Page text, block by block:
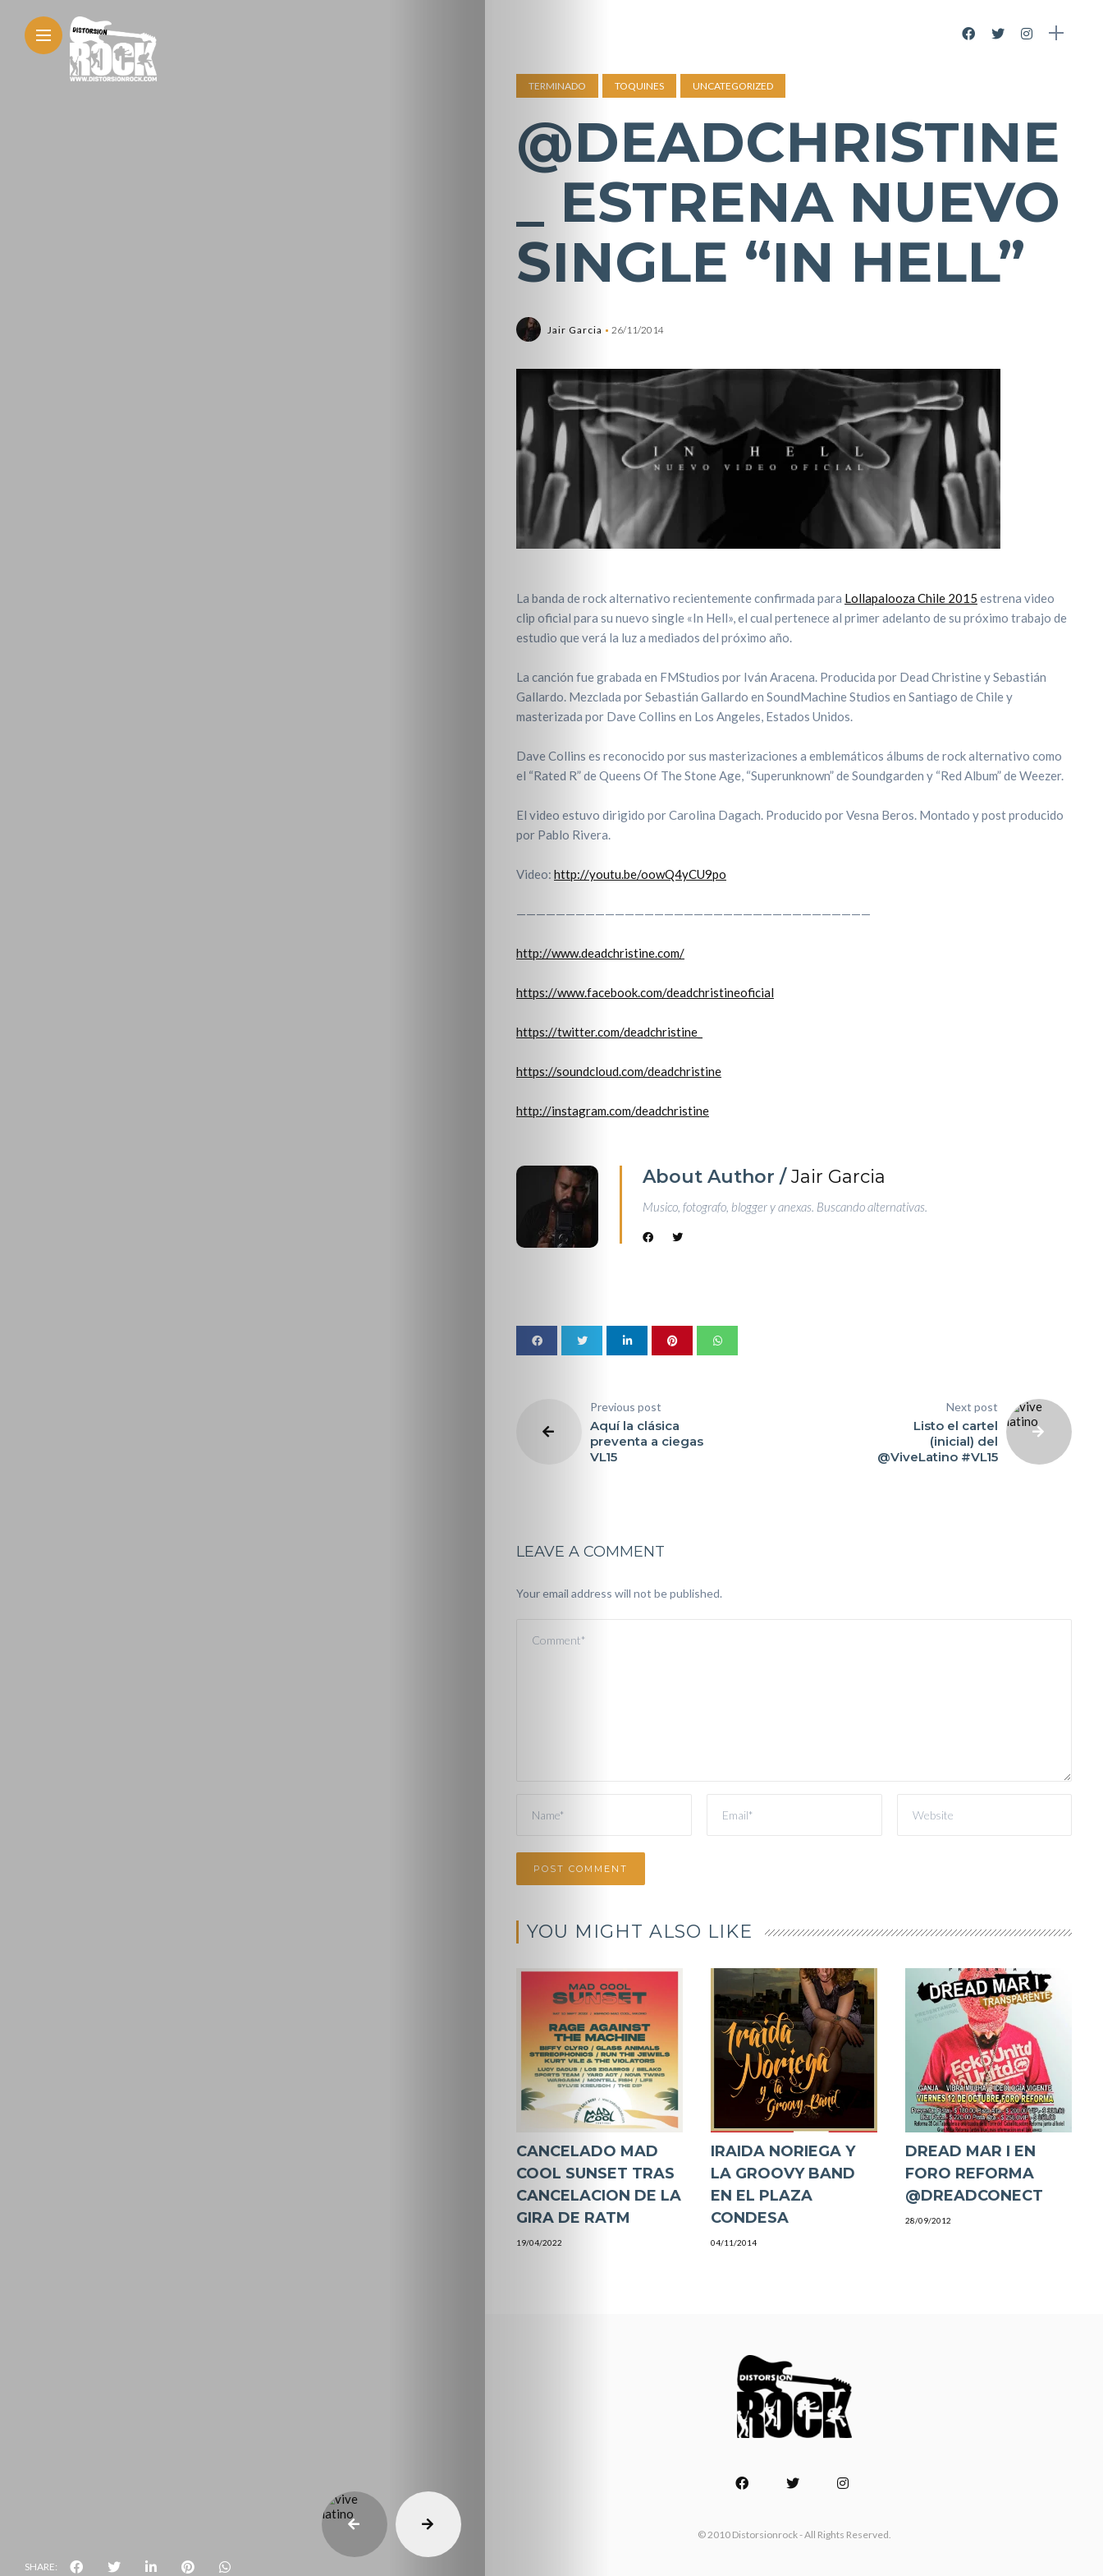
SHARE:
TERMINADO TOQUINES UNCATEGORIZED
@DEADCHRISTINE
_ ESTRENA NUEVO
SINGLE “IN HELL”
Jair Garcia 26/11/2014
La banda de rock alternativo recientemente confirmada para Lollapalooza Chile 2015 estrena video
clip oficial para su nuevo single «In Hell», el cual pertenece al primer adelanto de su próximo trabajo de
estudio que verá la luz a mediados del próximo año.
La canción fue grabada en FMStudios por Iván Aracena. Producida por Dead Christine y Sebastián
Gallardo. Mezclada por Sebastián Gallardo en SoundMachine Studios en Santiago de Chile y
masterizada por Dave Collins en Los Angeles, Estados Unidos.
Dave Collins es reconocido por sus masterizaciones a emblemáticos álbums de rock alternativo como
el “Rated R” de Queens Of The Stone Age, “Superunknown” de Soundgarden y “Red Album” de Weezer.
El video estuvo dirigido por Carolina Dagach. Producido por Vesna Beros. Montado y post producido
por Pablo Rivera.
Video: http://youtu.be/oowQ4yCU9po
————————————————————————————————————
http://www.deadchristine.com/
https://www.facebook.com/deadchristineoficial
https://twitter.com/deadchristine_
https://soundcloud.com/deadchristine
http://instagram.com/deadchristine
About Author /Jair Garcia
Musico, fotografo, blogger y anexas. Buscando alternativas.
Previous post
Aquí la clásica
preventa a ciegas
VL15
Next post
Listo el cartel
(inicial) del
@ViveLatino #VL15
LEAVE A COMMENT
Your email address will not be published.
YOU MIGHT ALSO LIKE
CANCELADO MAD
COOL SUNSET TRAS
CANCELACION DE LA
GIRA DE RATM
19/04/2022
IRAIDA NORIEGA Y
LA GROOVY BAND
EN EL PLAZA
CONDESA
04/11/2014
DREAD MAR I EN
FORO REFORMA
@DREADCONECT
28/09/2012
© 2010 Distorsionrock - All Rights Reserved.